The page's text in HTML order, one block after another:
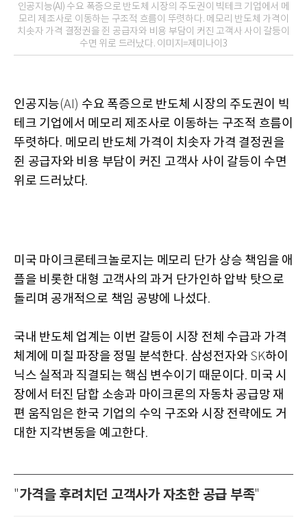
인공지능(AI) 수요 폭증으로 반도체 시장의 주도권이 빅테크 기업에서 메
모리 제조사로 이동하는 구조적 흐름이 뚜렷하다. 메모리 반도체 가격이
치솟자 가격 결정권을 쥔 공급자와 비용 부담이 커진 고객사 사이 갈등이
수면 위로 드러났다. 이미지=제미나이3
인공지능(AI) 수요 폭증으로 반도체 시장의 주도권이 빅
테크 기업에서 메모리 제조사로 이동하는 구조적 흐름이
뚜렷하다. 메모리 반도체 가격이 치솟자 가격 결정권을
쥔 공급자와 비용 부담이 커진 고객사 사이 갈등이 수면
위로 드러났다.
미국 마이크론테크놀로지는 메모리 단가 상승 책임을 애
플을 비롯한 대형 고객사의 과거 단가인하 압박 탓으로
돌리며 공개적으로 책임 공방에 나섰다.
국내 반도체 업계는 이번 갈등이 시장 전체 수급과 가격
체계에 미칠 파장을 정밀 분석한다. 삼성전자와 SK하이
닉스 실적과 직결되는 핵심 변수이기 때문이다. 미국 시
장에서 터진 담합 소송과 마이크론의 자동차 공급망 재
편 움직임은 한국 기업의 수익 구조와 시장 전략에도 거
대한 지각변동을 예고한다.
"가격을 후려치던 고객사가 자초한 공급 부족"